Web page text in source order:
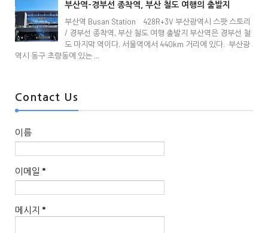
부산역-경부선 종착역, 부산 철도 여행의 출발지
부산역 Busan Station 428R+3V 부산광역시 스팟 스토리
/ 경부선 종착역, 부산 철도 여행 출발지 부산역은 경부선 철
도 마지막 역이다. 서울역에서 440km 거리에 있다. 부산광
역시 동구 초량동에 있는 ...
Contact Us
이름
이메일 *
메시지 *